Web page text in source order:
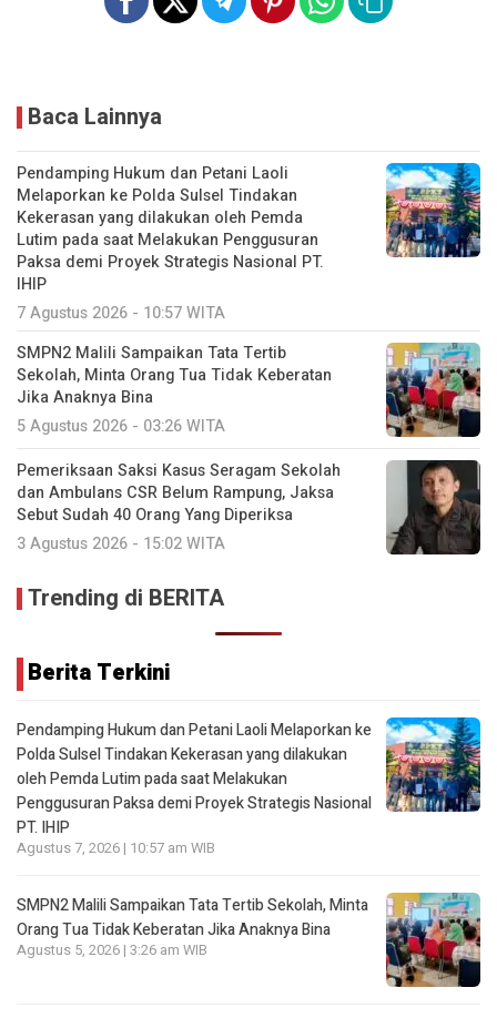
Baca Lainnya
Pendamping Hukum dan Petani Laoli
Melaporkan ke Polda Sulsel Tindakan
Kekerasan yang dilakukan oleh Pemda
Lutim pada saat Melakukan Penggusuran
Paksa demi Proyek Strategis Nasional PT.
IHIP
7 Agustus 2026 - 10:57 WITA
SMPN2 Malili Sampaikan Tata Tertib
Sekolah, Minta Orang Tua Tidak Keberatan
Jika Anaknya Bina
5 Agustus 2026 - 03:26 WITA
Pemeriksaan Saksi Kasus Seragam Sekolah
dan Ambulans CSR Belum Rampung, Jaksa
Sebut Sudah 40 Orang Yang Diperiksa
3 Agustus 2026 - 15:02 WITA
Trending di BERITA
Berita Terkini
Pendamping Hukum dan Petani Laoli Melaporkan ke
Polda Sulsel Tindakan Kekerasan yang dilakukan
oleh Pemda Lutim pada saat Melakukan
Penggusuran Paksa demi Proyek Strategis Nasional
PT. IHIP
Agustus 7, 2026 | 10:57 am WIB
SMPN2 Malili Sampaikan Tata Tertib Sekolah, Minta
Orang Tua Tidak Keberatan Jika Anaknya Bina
Agustus 5, 2026 | 3:26 am WIB